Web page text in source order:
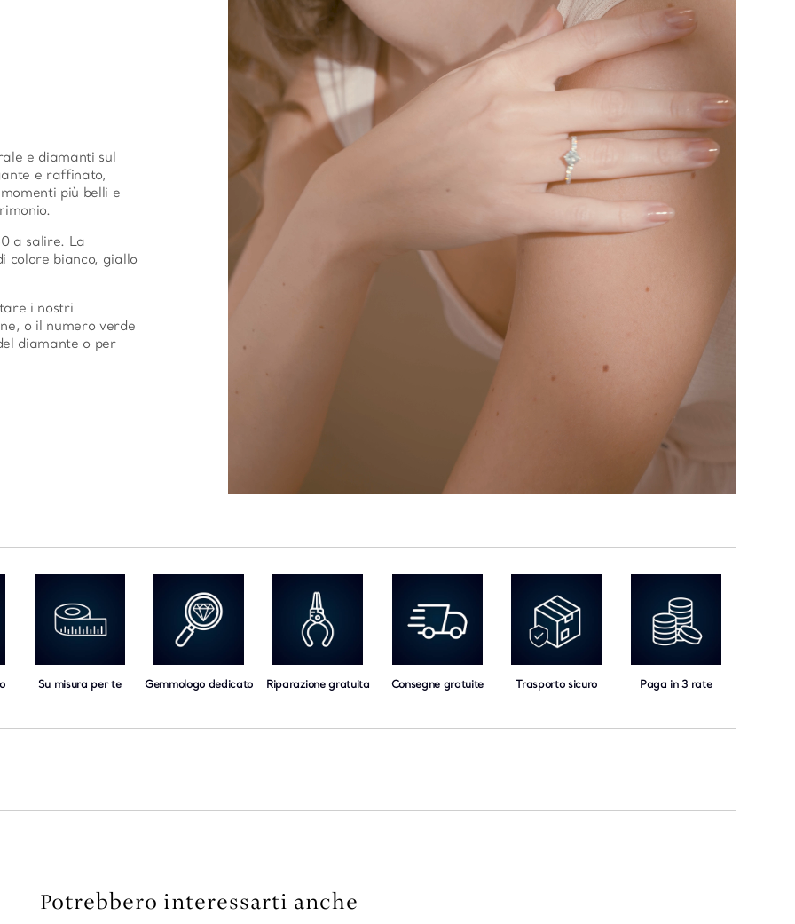
e diamanti sul
e raffinato,
più belli e
a salire. La
colore bianco, giallo
i nostri
o il numero verde
diamante o per
Su misura per te Gemmologo dedicato Riparazione gratuita Consegne gratuite Trasporto sicuro Paga in 3 rate
Potrebbero interessarti anche